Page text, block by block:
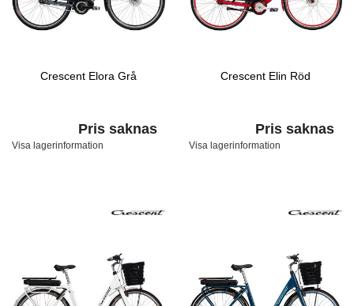
Crescent Elora Grå
Pris saknas
Visa lagerinformation
Crescent Elin Röd
Pris saknas
Visa lagerinformation